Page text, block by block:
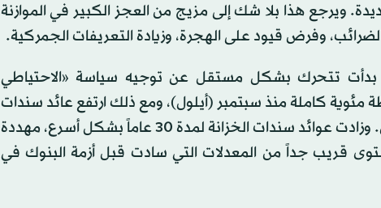
ويرجع هذا بلا شك إلى مزيج من العجز الكبير في الموازنة
وفرض قيود على الهجرة، وزيادة التعريفات الجمركية.
بدأت تتحرك بشكل مستقل عن توجيه سياسة «الاحتياطي
مئوية كاملة منذ سبتمبر (أيلول)، ومع ذلك ارتفع عائد سندات
الخزانة لمدة 10 سنوات بمقدار 100 نقطة أساس منذ ذلك الحين. وزادت عوائد سندات الخزانة لمدة 30 عاماً بشكل أسرع، مهددة
وهو مستوى قريب جداً من المعدلات التي سادت قبل أزمة البنوك في